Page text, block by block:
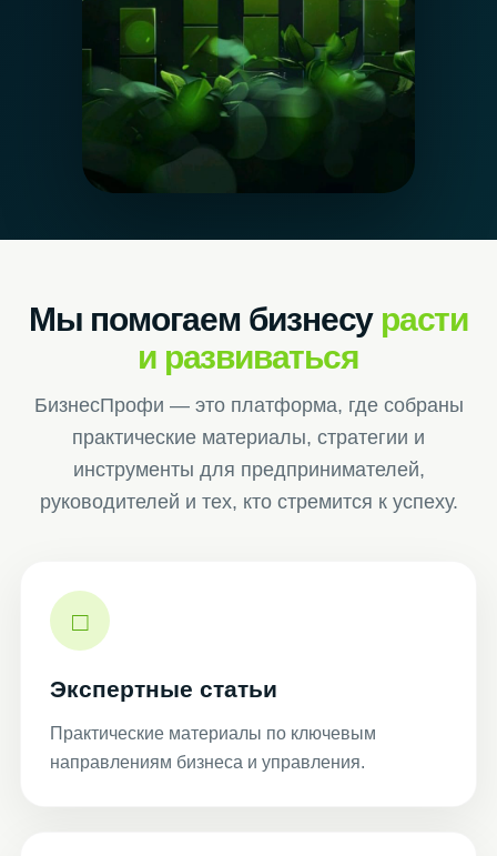
Мы помогаем бизнесу расти
и развиваться
БизнесПрофи — это платформа, где собраны
практические материалы, стратегии и
инструменты для предпринимателей,
руководителей и тех, кто стремится к успеху.
□
Экспертные статьи
Практические материалы по ключевым
направлениям бизнеса и управления.